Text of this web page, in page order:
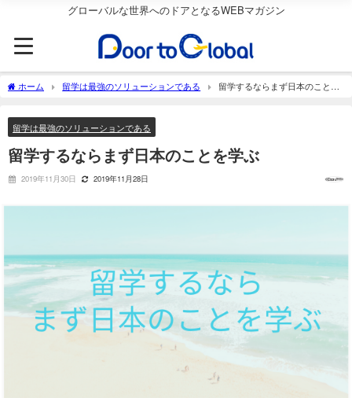
グローバルな世界へのドアとなるWEBマガジン
ホーム 留学は最強のソリューションである
留学するならまず日本のことを
留学は最強のソリューションである
留学するならまず日本のことを学ぶ
2019年11月30日 2019年11月28日